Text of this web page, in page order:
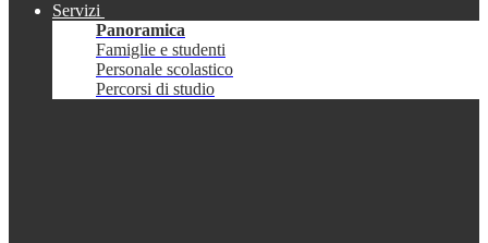
Servizi
Panoramica
Famiglie e studenti
Personale scolastico
Percorsi di studio